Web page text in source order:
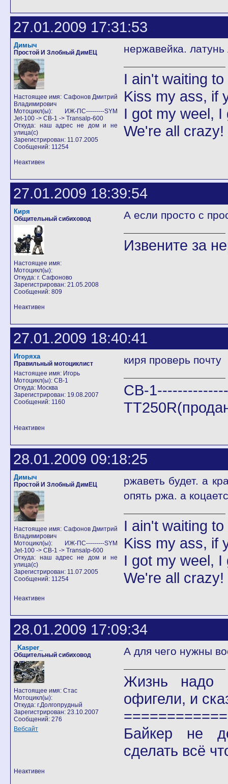
27.01.2009 17:31:53
Димыч
Простой И Злобный ДимЕЦ
Настоящее имя: Сафонов Дмитрий
Владимирович
Мотоцикл(ы): ИЖ-ПС---------SYM
Jet-100 -> CB-1 -> Transalp-600
Откуда: наш адрес не дом и не
улица(с)
Зарегистрирован: 11.07.2005
Сообщений: 11254
нержавейка. латунь
I ain't waiting
Kiss my ass, if
I got my weel,
We're all
Неактивен
27.01.2009 18:39:54
Киря
Общительный сибиховод
Настоящее имя:
Мотоцикл(ы):
Откуда: г. Сафоново
Зарегистрирован: 21.05.2008
Сообщений: 809
А если просто с
Извените за
Неактивен
27.01.2009 18:40:41
Игоряха
Правильный мотоциклист
Настоящее имя: Игорь
Мотоцикл(ы): СВ-1
Откуда: Москва
Зарегистрирован: 19.08.2007
Сообщений: 1160
киря проверь почту
CB-
Неактивен
28.01.2009 09:18:25
Димыч
Простой И Злобный ДимЕЦ
Настоящее имя: Сафонов Дмитрий
Владимирович
Мотоцикл(ы): ИЖ-ПС---------SYM
Jet-100 -> CB-1 -> Transalp-600
Откуда: наш адрес не дом и не
улица(с)
Зарегистрирован: 11.07.2005
Сообщений: 11254
ржаветь будет. а
опять ржа. а
I ain't waiting
Kiss my ass, if
I got my weel,
We're all
Неактивен
28.01.2009 17:09:34
_Kasper_
Общительный сибиховод
Настоящее имя: Стас
Мотоцикл(ы):
Откуда: г.Долгопрудный
Зарегистрирован: 23.10.2007
Сообщений: 276
Вебсайт
А для чего нужны
Жизнь надо
офигели, и
Байкер не
сделать всё
Неактивен